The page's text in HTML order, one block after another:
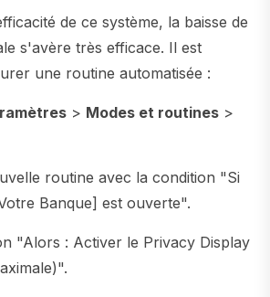
de ce système, la baisse de
s'avère très efficace. Il est
une routine automatisée :
> Modes et routines >
routine avec la condition "Si
Banque] est ouverte".
"Alors : Activer le Privacy Display